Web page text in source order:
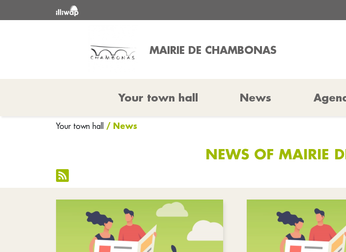
MAIRIE DE CHAMBONAS
Your town hall News
Your town hall / News
NEWS OF MAIRIE